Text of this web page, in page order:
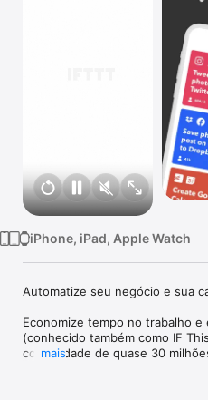
iPhone, iPad, Apple Watch
Automatize seu negócio e sua
Economize tempo no trabalho e
(conhecido também como IF
comunidade de quase 30
mais